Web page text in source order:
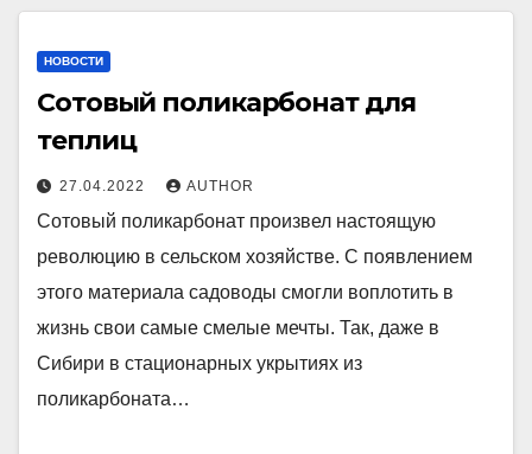
НОВОСТИ
Сотовый поликарбонат для
теплиц
27.04.2022 AUTHOR
Сотовый поликарбонат произвел настоящую
революцию в сельском хозяйстве. С появлением
этого материала садоводы смогли воплотить в
жизнь свои самые смелые мечты. Так, даже в
Сибири в стационарных укрытиях из
поликарбоната…